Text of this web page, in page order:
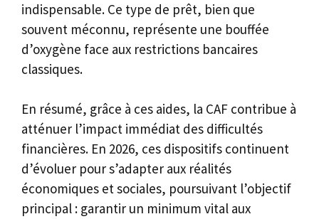
indispensable. Ce type de prêt, bien que
souvent méconnu, représente une bouffée
d’oxygène face aux restrictions bancaires
classiques.
En résumé, grâce à ces aides, la CAF contribue à
atténuer l’impact immédiat des difficultés
financières. En 2026, ces dispositifs continuent
d’évoluer pour s’adapter aux réalités
économiques et sociales, poursuivant l’objectif
principal : garantir un minimum vital aux